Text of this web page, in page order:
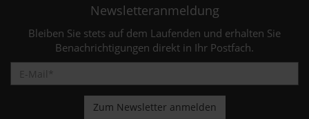
Newsletteranmeldung
Bleiben Sie stets auf dem Laufenden und erhalten Sie
Benachrichtigungen direkt in Ihr Postfach.